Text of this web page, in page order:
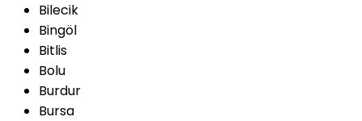
Bilecik
Bingöl
Bitlis
Bolu
Burdur
Bursa